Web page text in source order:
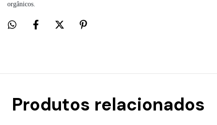
orgânicos.
Produtos relacionados